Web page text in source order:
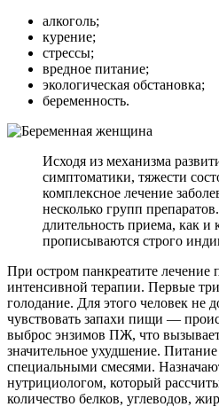
алкоголь;
курение;
стрессы;
вредное питание;
экологическая обстановка;
беременность.
Исходя из механизма
симптоматики, тяжести
комплексное лечение
несколько групп
длительность приема, как и
прописываются строго
При остром панкреатите лечение
интенсивной терапии. Первые
голодание. Для этого человек не
чувствовать запахи пищи —
выброс энзимов ПЖ, что
значительное ухудшение.
специальными смесями.
нутрициологом, который
количество белков, углеводов,